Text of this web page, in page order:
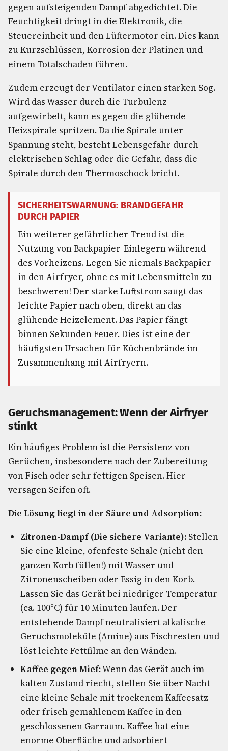
gegen aufsteigenden Dampf abgedichtet. Die
Feuchtigkeit dringt in die Elektronik, die
Steuereinheit und den Lüftermotor ein. Dies kann
zu Kurzschlüssen, Korrosion der Platinen und
einem Totalschaden führen.
Zudem erzeugt der Ventilator einen starken Sog.
Wird das Wasser durch die Turbulenz
aufgewirbelt, kann es gegen die glühende
Heizspirale spritzen. Da die Spirale unter
Spannung steht, besteht Lebensgefahr durch
elektrischen Schlag oder die Gefahr, dass die
Spirale durch den Thermoschock bricht.
SICHERHEITSWARNUNG: BRANDGEFAHR
DURCH PAPIER
Ein weiterer gefährlicher Trend ist die
Nutzung von Backpapier-Einlegern während
des Vorheizens. Legen Sie niemals Backpapier
in den Airfryer, ohne es mit Lebensmitteln zu
beschweren! Der starke Luftstrom saugt das
leichte Papier nach oben, direkt an das
glühende Heizelement. Das Papier fängt
binnen Sekunden Feuer. Dies ist eine der
häufigsten Ursachen für Küchenbrände im
Zusammenhang mit Airfryern.
Geruchsmanagement: Wenn der Airfryer
stinkt
Ein häufiges Problem ist die Persistenz von
Gerüchen, insbesondere nach der Zubereitung
von Fisch oder sehr fettigen Speisen. Hier
versagen Seifen oft.
Die Lösung liegt in der Säure und Adsorption:
Zitronen-Dampf (Die sichere Variante): Stellen
Sie eine kleine, ofenfeste Schale (nicht den
ganzen Korb füllen!) mit Wasser und
Zitronenscheiben oder Essig in den Korb.
Lassen Sie das Gerät bei niedriger Temperatur
(ca. 100°C) für 10 Minuten laufen. Der
entstehende Dampf neutralisiert alkalische
Geruchsmoleküle (Amine) aus Fischresten und
löst leichte Fettfilme an den Wänden.
Kaffee gegen Mief:Wenn das Gerät auch im
kalten Zustand riecht, stellen Sie über Nacht
eine kleine Schale mit trockenem Kaffeesatz
oder frisch gemahlenem Kaffee in den
geschlossenen Garraum. Kaffee hat eine
enorme Oberfläche und adsorbiert